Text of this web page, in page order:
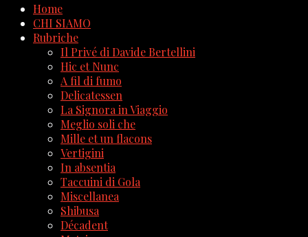
Home
CHI SIAMO
Rubriche
Il Privé di Davide Bertellini
Hic et Nunc
A fil di fumo
Delicatessen
La Signora in Viaggio
Meglio soli che
Mille et un flacons
Vertigini
In absentia
Taccuini di Gola
Miscellanea
Shibusa
Décadent